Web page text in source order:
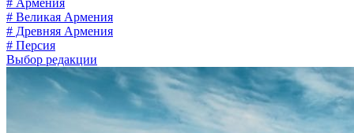
# Армения
# Великая Армения
# Древняя Армения
# Персия
Выбор редакции